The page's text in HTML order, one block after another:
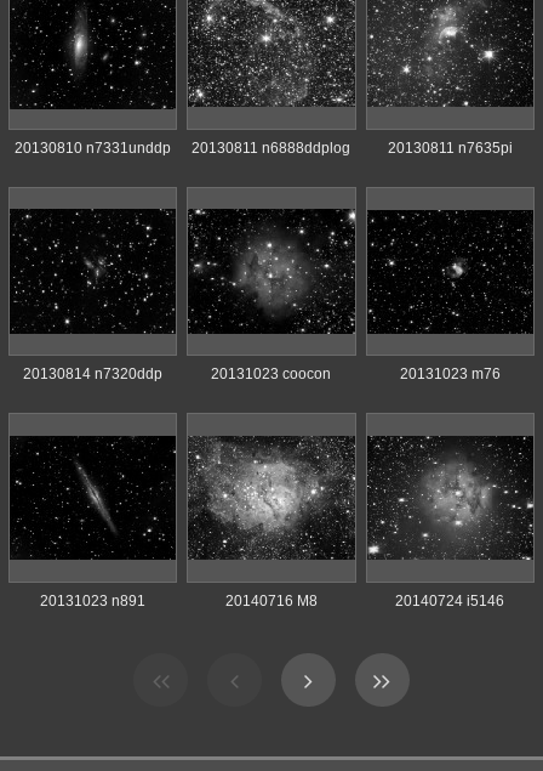
20130810 n7331unddp 20130811 n6888ddplog 20130811 n7635pi
20130814 n7320ddp 20131023 coocon 20131023 m76
20131023 n891 20140716 M8 20140724 i5146